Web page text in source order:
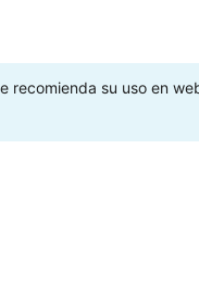
recomienda su uso en